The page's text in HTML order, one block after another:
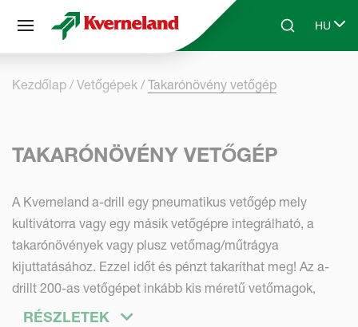
Skip to main contentSearchHU
Select
Kezdőlap Vetőgépek Takarónövény vetőgép
TAKARÓNÖVÉNY VETŐGÉP
A Kverneland a-drill egy pneumatikus vetőgép mely
kultivátorra vagy egy másik vetőgépre integrálható, a
takarónövények vagy plusz vetőmag/műtrágya
kijuttatásához. Ezzel időt és pénzt takaríthat meg! Az a-
drillt 200-as vetőgépet inkább kis méretű vetőmagok,
alacsony dózisú vetéséhez használják, míg az a-drill 500-
RÉSZLETEK
Süti preferenciák